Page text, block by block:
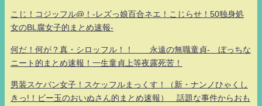
こじ！コジッフル@！-レズっ娘百合ネエ！こじらせ！50独身処
女のBL腐女子的まとめ速報-
何だ！何が？真・シロッフル！！ 永遠の無職童貞- ぼっちな
ニート的まとめ速報！一生童貞上等夜露死苦！
男装スケバン女子！スケッフルまっくす！（新・ナンノひゃくし
きっ!！ビー玉のおいぬさん的まとめ速報） 話題な事件からおも